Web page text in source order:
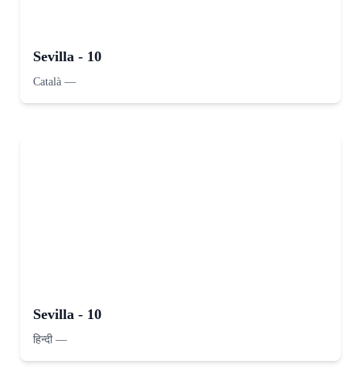
Sevilla - 10
Català —
Sevilla - 10
हिन्दी—